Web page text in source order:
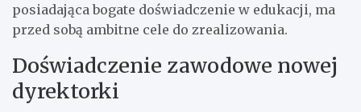
posiadająca bogate doświadczenie w edukacji, ma
przed sobą ambitne cele do zrealizowania.
Doświadczenie zawodowe nowej
dyrektorki